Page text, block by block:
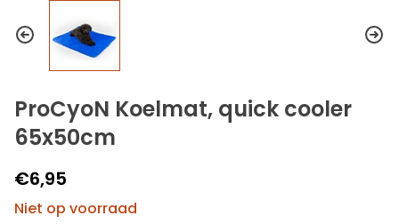
ProCyoN Koelmat, quick cooler
65x50cm
€6,95
Niet op voorraad